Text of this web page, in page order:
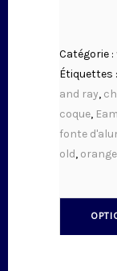
Catégorie :
Étiquettes :
and ray,
coque,
fonte
old, orange